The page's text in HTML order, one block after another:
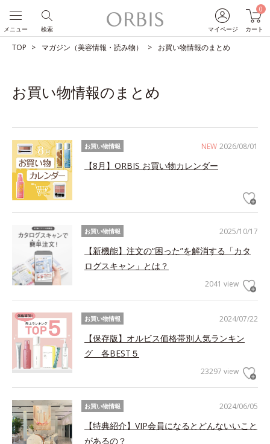
マイページ
0
カート
検索
メニュー
TOP マガジン（美容情報・読み物） お買い物情報のまとめ
お買い物情報のまとめ
NEW 2026/08/01
お買い物情報
【8月】ORBIS お買い物カレンダー
2025/10/17
お買い物情報
【新機能】注文の“困った”を解消する「カタ
ログスキャン」とは？
2041 view
2024/07/22
お買い物情報
【保存版】オルビス価格帯別人気ランキン
グ 各BEST５
23297 view
2024/06/05
お買い物情報
【特典紹介】VIP会員になるとどんないいこと
があるの？